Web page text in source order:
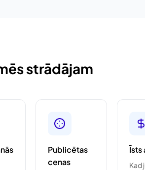
strādājam
Publicētas
cenas
Īsts
Kad